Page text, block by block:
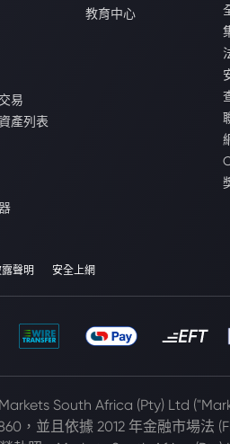
易
產列表
教育中心
聲明 安全上網
South Africa (Pty) Ltd
，並且依據 2012 年金融市場法